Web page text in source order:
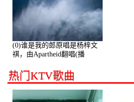
(0)谁是我的郎原唱是杨梓文
祺，由Apartheid翻唱(播
热门KTV歌曲